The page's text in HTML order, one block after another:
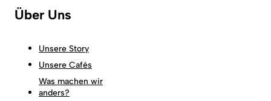
Über Uns
Unsere Story
Unsere Cafés
Was machen wir
anders?